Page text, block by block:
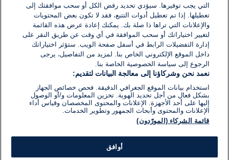
التي يجب توفيرها. سيؤدي تحديد رفض الكل أو سحب موافقتك إلى
تعطيلها. إذا تم تعطيل أدوات التتبع، فقد لا تكون بعض المحتويات
والإعلانات التي تراها ذا صلة بك. يمكنك إعادة عرض هذه القائمة
لتغيير اختياراتك أو سحب الموافقة في أي وقت عن طريق النقر على
إدارة التفضيلات الرابط في أسفل صفحة الويب. ستؤثر اختياراتك
داخل الموقع الإلكتروني الخاص بنا. لمزيد من التفاصيل، يرجى
الرجوع إلى سياسة الخصوصية الخاصة بنا.
نعمد نحن وشركاؤنا إلى معالجة البيانات لتقديم:
استخدام بيانات الموقع الجغرافي الدقيقة. فحص خصائص الجهاز
بشكل فعال من أجل تحديد الهوية. تخزين المعلومات و/أو الوصول
إليها على أحد الأجهزة. الإعلانات والمحتوى المخصصان وقياس أداء
الإعلانات والمحتوى وأبحاث الجمهور وتطوير الخدمات.
قائمة الشركاء (المورّدون)
أوافق